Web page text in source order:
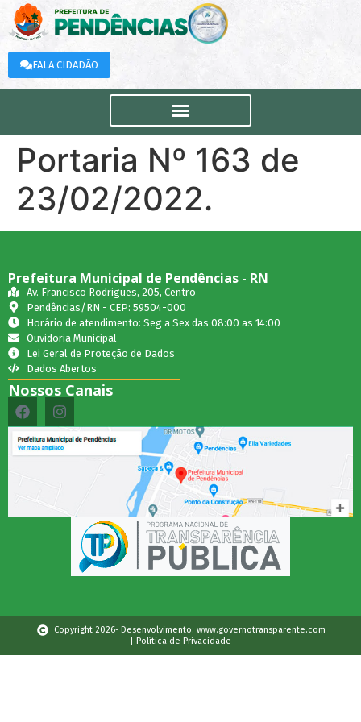
FALA CIDADÃO
Portaria Nº 163 de
23/02/2022.
Prefeitura Municipal de Pendências - RN
Av. Francisco Rodrigues, 205, Centro
Pendências/RN - CEP: 59504-000
Horário de atendimento: Seg a Sex das 08:00 as 14:00
Ouvidoria Municipal
Lei Geral de Proteção de Dados
Dados Abertos
Nossos Canais
Copyright 2026- Desenvolvimento: www.governotransparente.com
| Política de Privacidade